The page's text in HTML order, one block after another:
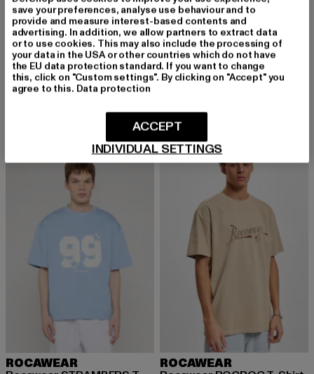
ROCAWEAR
Match
14,99 EUR
Derzeitiger Preis: 14,99 EUR
19,99 EURAktionspreis: 19,99 EUR
ROCAWEAR
Coles
23,09 EUR
Derzeitiger Preis: 23,09 EUR
34,99 EURAktionspreis:
ROCAWEAR
NEU -43%
ROCAWEAR
save your preferences, analyse use behaviour and to
provide and measure interest-based contents and
advertising. In addition, we allow partners to extract data
or to use cookies. This may also include the processing of
your data in the USA or other countries which do not have
the EU data protection standard. If you want to change
this, click on "Custom settings". By clicking on "Accept" you
agree to this. Data protection
INDIVIDUAL SETTINGS
ACCEPT